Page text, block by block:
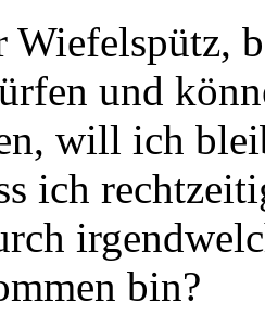
Wiefelspütz,
und
will ich
ich
bin?